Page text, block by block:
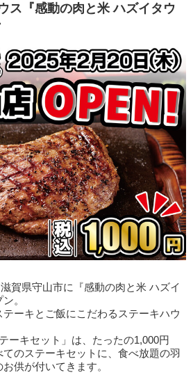
ス『感動の肉と米 ハズイタウ
賀県守山市に『感動の肉と米 ハズイ
。
テーキとご飯にこだわるステーキハウ
ーキセット」は、たったの1,000円
てのステーキセットに、食べ放題の羽
供が付いてきます。